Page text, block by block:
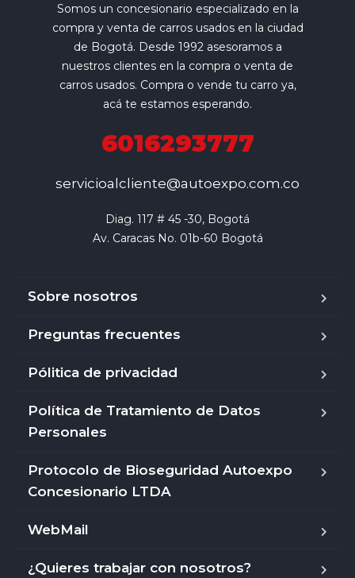
Somos un concesionario especializado en la
compra y venta de carros usados en la ciudad
de Bogotá. Desde 1992 asesoramos a
nuestros clientes en la compra o venta de
carros usados. Compra o vende tu carro ya,
acá te estamos esperando.
6016293777
servicioalcliente@autoexpo.com.co
Diag. 117 # 45 -30, Bogotá
Av. Caracas No. 01b-60 Bogotá
Sobre nosotros
Preguntas frecuentes
Pólitica de privacidad
Política de Tratamiento de Datos
Personales
Protocolo de Bioseguridad Autoexpo
Concesionario LTDA
WebMail
¿Quieres trabajar con nosotros?